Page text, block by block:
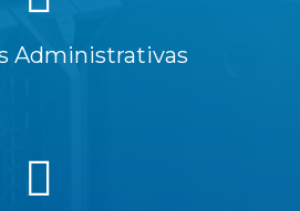
Administrativas